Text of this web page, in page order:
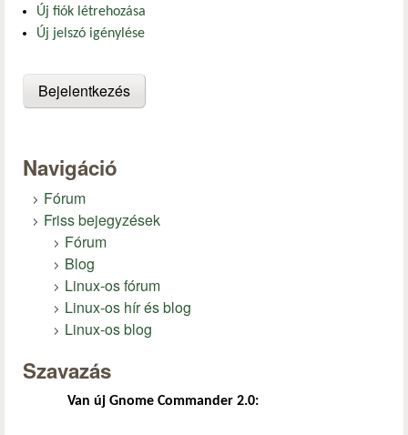
Új fiók létrehozása
Új jelszó igénylése
Navigáció
Fórum
Friss bejegyzések
Fórum
Blog
Linux-os fórum
Linux-os hír és blog
Linux-os blog
Szavazás
Van új Gnome Commander 2.0: